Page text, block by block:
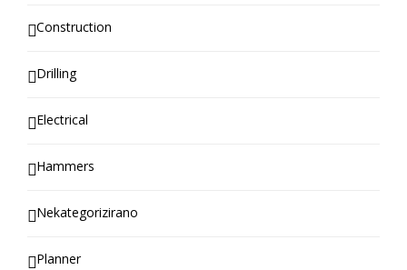
Construction
Drilling
Electrical
Hammers
Nekategorizirano
Planner